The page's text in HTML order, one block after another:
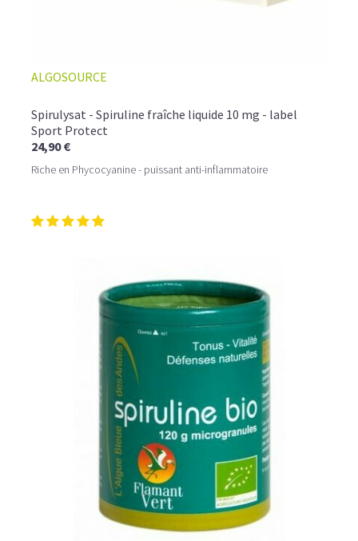
ALGOSOURCE
Spirulysat - Spiruline fraîche liquide 10 mg - label
Sport Protect
24,90 €
Riche en Phycocyanine - puissant anti-inflammatoire